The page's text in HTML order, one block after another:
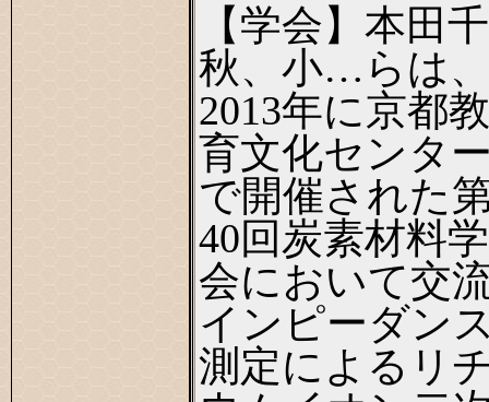
【学会】本田千
秋、小…らは
2013年に京都教
育文化センタ
で開催された
40回炭素材料学
会において交
インピーダン
測定によるリ